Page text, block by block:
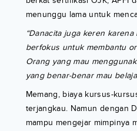
menunggu lama untuk
“Danacita juga keren
berfokus untuk membantu
Orang yang mau
yang benar-benar mau
Memang, biaya kursus-
terjangkau. Namun dengan
mampu mengejar mimpinya